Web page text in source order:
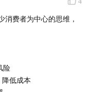
宝市场运营负责
华护肤品类品牌经
秉承「成就中国好
“品牌部”穿越波动存在
因？
费者为中心的思维，
险
低成本